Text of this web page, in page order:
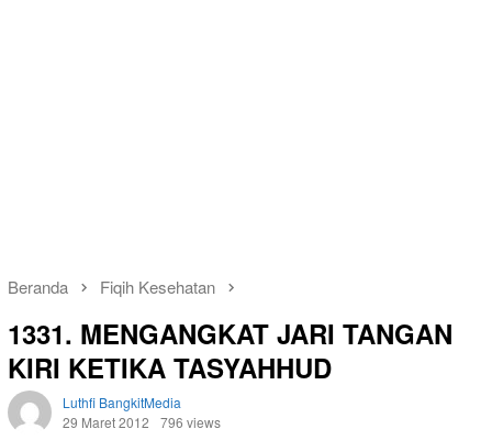
Beranda Fiqih Kesehatan
1331. MENGANGKAT JARI TANGAN
KIRI KETIKA TASYAHHUD
Luthfi BangkitMedia
29 Maret 2012
796 views